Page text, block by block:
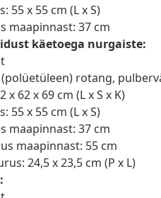
55 x 55 cm (L x S)
maapinnast: 37 cm
käetoega nurgaiste:
(polüetüleen) rotang,
x 62 x 69 cm (L x S x K)
55 x 55 cm (L x S)
maapinnast: 37 cm
maapinnast: 55 cm
24,5 x 23,5 cm (P x L)